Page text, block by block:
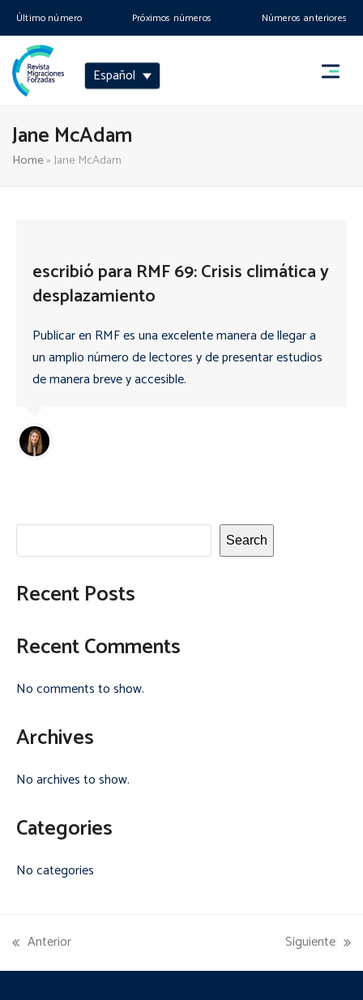
Último número Próximos números Números anteriores
Español
Jane McAdam
Home»Jane McAdam
escribió para RMF 69: Crisis climática y
desplazamiento
Publicar en RMF es una excelente manera de llegar a
un amplio número de lectores y de presentar estudios
de manera breve y accesible.
Search
Recent Posts
Recent Comments
No comments to show.
Archives
No archives to show.
Categories
No categories
previous
post:
Anterior
next
post:
Siguiente